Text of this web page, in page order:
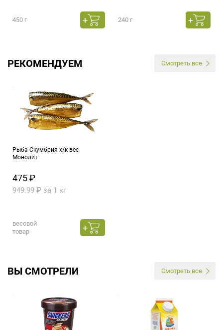
450 г 240 г
РЕКОМЕНДУЕМ Смотреть все
Рыба Скумбрия х/к вес
Монолит
475 ₽
949.99 ₽ за 1 кг
весовой
товар
ВЫ СМОТРЕЛИ Смотреть все